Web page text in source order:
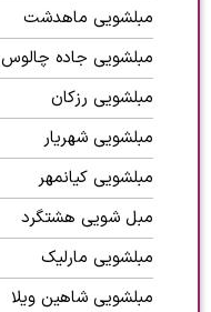
مبلشویی ماهدشت
مبلشویی جاده چالوس
مبلشویی رزکان
مبلشویی شهریار
مبلشویی کیانمهر
مبل شویی هشتگرد
مبلشویی مارلیک
مبلشویی شاهین ویلا